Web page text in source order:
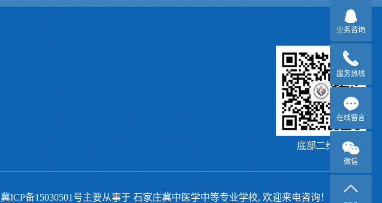
底部二维码
冀ICP备15030501号主要从事于 石家庄冀中医学中等专业学校, 欢迎来电咨询！
业务咨询
服务热线
在线留言
微信